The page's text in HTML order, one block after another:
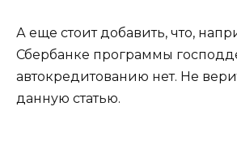
А еще стоит добавить, что,
Сбербанке программы
автокредитованию нет. Не
данную статью.